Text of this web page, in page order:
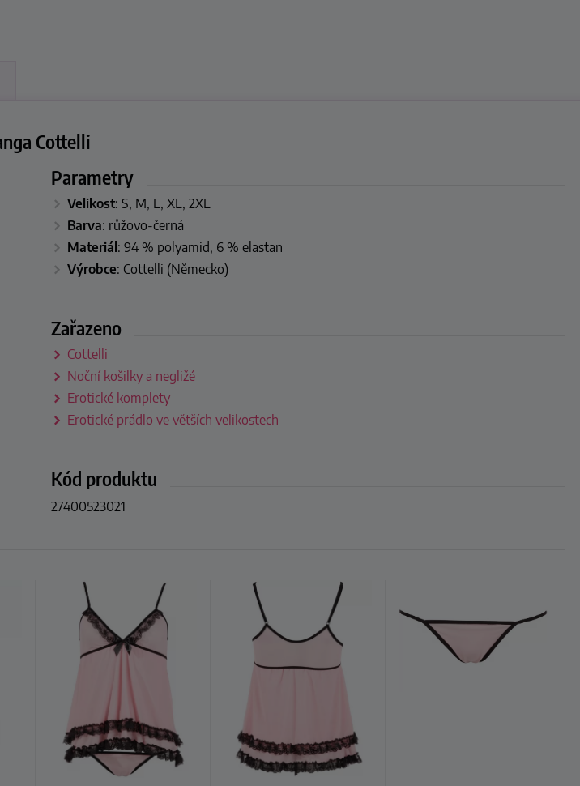
Cottelli
Parametry
Velikost: S, M, L, XL, 2XL
Barva: růžovo-černá
Materiál: 94 % polyamid, 6 % elastan
Výrobce: Cottelli (Německo)
Zařazeno
Cottelli
Noční košilky a negližé
Erotické komplety
Erotické prádlo ve větších velikostech
Kód produktu
27400523021